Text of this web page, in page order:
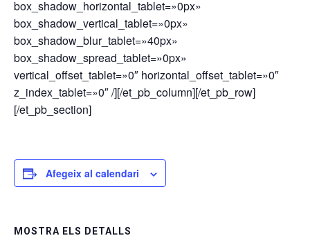
box_shadow_horizontal_tablet=»0px»
box_shadow_vertical_tablet=»0px»
box_shadow_blur_tablet=»40px»
box_shadow_spread_tablet=»0px»
vertical_offset_tablet=»0″ horizontal_offset_tablet=»0″
z_index_tablet=»0″ /][/et_pb_column][/et_pb_row]
[/et_pb_section]
Afegeix al calendari
MOSTRA ELS DETALLS